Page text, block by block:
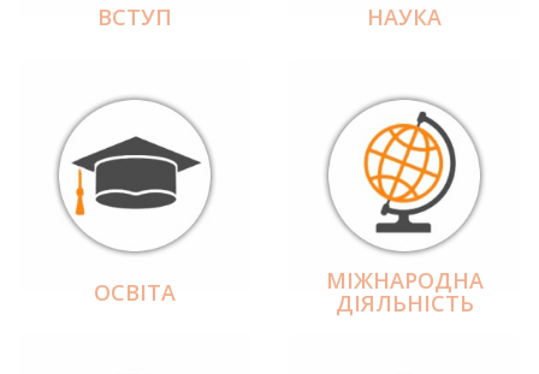
ВСТУП НАУКА
ОСВІТА МІЖНАРОДНА
ДІЯЛЬНІCТЬ